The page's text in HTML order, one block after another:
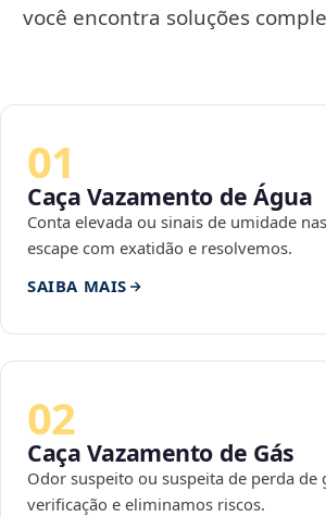
você encontra soluções
01
Caça Vazamento de Água
Conta elevada ou sinais de umidade
escape com exatidão e resolvemos.
SAIBA MAIS
02
Caça Vazamento de Gás
Odor suspeito ou suspeita de perda de
verificação e eliminamos riscos.